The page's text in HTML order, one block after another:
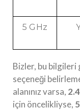
5 GHz
Bizler, bu bilgileri
seçeneği
alanınız varsa,
için öncelikliyse,